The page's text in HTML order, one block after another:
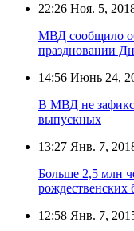
22:26 Ноя. 5,
МВД сообщило
праздновании
14:56 Июнь 24,
В МВД не
выпускных
13:27 Янв. 7,
Больше 2,5 млн
рождественских
12:58 Янв. 7,